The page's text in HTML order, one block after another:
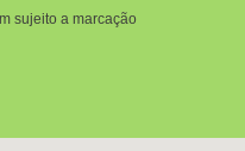
sujeito a marcação